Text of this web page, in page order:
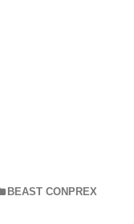
BEAST CONPREX